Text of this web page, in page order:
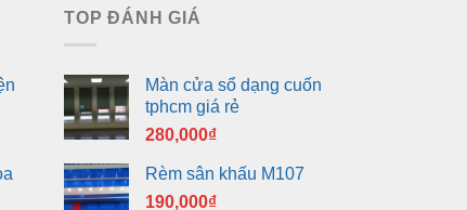
TOP ĐÁNH GIÁ
Màn cửa sổ dạng cuốn
tphcm giá rẻ
280,000₫
Rèm sân khấu M107
190,000₫